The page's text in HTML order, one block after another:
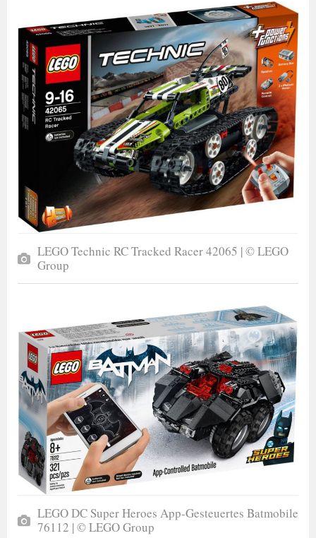
LEGO Technic RC Tracked Racer 42065 | © LEGO
Group
LEGO DC Super Heroes App-Gesteuertes Batmobile
76112 | © LEGO Group